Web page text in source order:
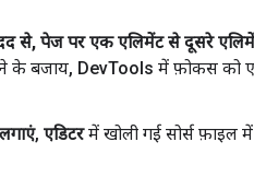
से, पेज पर एक एलिमेंट से दूसरे
के बजाय, DevTools में फ़ोकस को
, एडिटरमें खोली गई सोर्स फ़ाइल